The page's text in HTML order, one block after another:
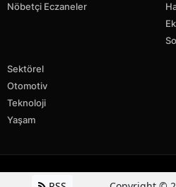
Nöbetçi Eczaneler
Sektörel
Otomotiv
Teknoloji
Yaşam